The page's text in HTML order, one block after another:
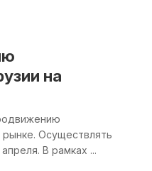
на
Осуществлять
В рамках ...